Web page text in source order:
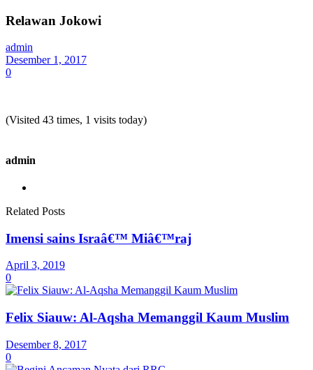
Relawan Jokowi
admin
Desember 1, 2017
0
(Visited 43 times, 1 visits today)
admin
Related Posts
Imensi sains Israâ€™ Miâ€™raj
April 3, 2019
0
Felix Siauw: Al-Aqsha Memanggil Kaum Muslim
Desember 8, 2017
0